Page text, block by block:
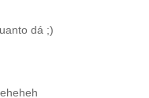
dá ;)